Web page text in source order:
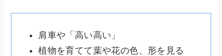
肩車や「高い高い」
植物を育てて葉や花の色、形を見る